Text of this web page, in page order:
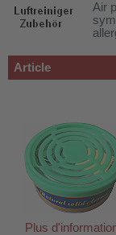
Air
Article
Plus